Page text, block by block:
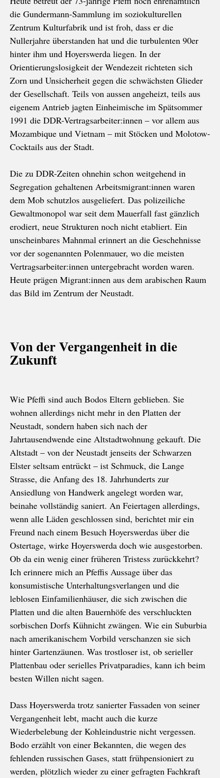
die Gundermann-Sammlung im soziokulturellen
Zentrum Kulturfabrik und ist froh, dass er die
Nullerjahre überstanden hat und die turbulenten 90er
hinter ihm und Hoyerswerda liegen. In der
Orientierungslosigkeit der Wendezeit richteten sich
Zorn und Unsicherheit gegen die schwächsten Glieder
der Gesellschaft. Teils von aussen angeheizt, teils aus
eigenem Antrieb jagten Einheimische im Spätsommer
1991 die DDR-Vertragsarbeiter:innen – vor allem aus
Mozambique und Vietnam – mit Stöcken und Molotow-
Cocktails aus der Stadt.
Die zu DDR-Zeiten ohnehin schon weitgehend in
Segregation gehaltenen Arbeitsmigrant:innen waren
dem Mob schutzlos ausgeliefert. Das polizeiliche
Gewaltmonopol war seit dem Mauerfall fast gänzlich
erodiert, neue Strukturen noch nicht etabliert. Ein
unscheinbares Mahnmal erinnert an die Geschehnisse
vor der sogenannten Polenmauer, wo die meisten
Vertragsarbeiter:innen untergebracht worden waren.
Heute prägen Migrant:innen aus dem arabischen Raum
das Bild im Zentrum der Neustadt.
Von der Vergangenheit in die
Zukunft
Wie Pfeffi sind auch Bodos Eltern geblieben. Sie
wohnen allerdings nicht mehr in den Platten der
Neustadt, sondern haben sich nach der
Jahrtausendwende eine Altstadtwohnung gekauft. Die
Altstadt – von der Neustadt jenseits der Schwarzen
Elster seltsam entrückt – ist Schmuck, die Lange
Strasse, die Anfang des 18. Jahrhunderts zur
Ansiedlung von Handwerk angelegt worden war,
beinahe vollständig saniert. An Feiertagen allerdings,
wenn alle Läden geschlossen sind, berichtet mir ein
Freund nach einem Besuch Hoyerswerdas über die
Ostertage, wirke Hoyerswerda doch wie ausgestorben.
Ob da ein wenig einer früheren Tristess zurückkehrt?
Ich erinnere mich an Pfeffis Aussage über das
konsumistische Unterhaltungsverlangen und die
leblosen Einfamilienhäuser, die sich zwischen die
Platten und die alten Bauernhöfe des verschluckten
sorbischen Dorfs Kühnicht zwängen. Wie ein Suburbia
nach amerikanischem Vorbild verschanzen sie sich
hinter Gartenzäunen. Was trostloser ist, ob serieller
Plattenbau oder serielles Privatparadies, kann ich beim
besten Willen nicht sagen.
Dass Hoyerswerda trotz sanierter Fassaden von seiner
Vergangenheit lebt, macht auch die kurze
Wiederbelebung der Kohleindustrie nicht vergessen.
Bodo erzählt von einer Bekannten, die wegen des
fehlenden russischen Gases, statt frühpensioniert zu
werden, plötzlich wieder zu einer gefragten Fachkraft